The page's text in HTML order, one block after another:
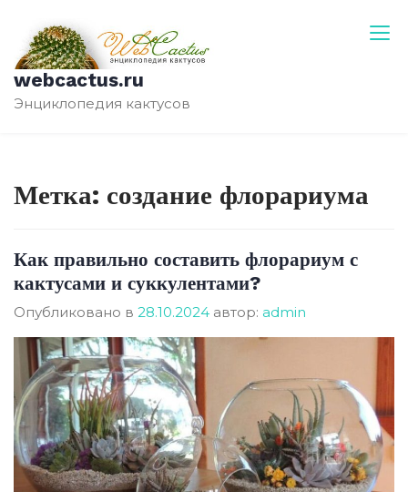
содержимому
webcactus.ru
Энциклопедия кактусов
Метка: создание флорариума
Как правильно составить флорариум с
кактусами и суккулентами?
Опубликовано в 28.10.2024 автор: admin